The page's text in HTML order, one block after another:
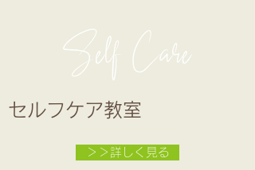
セルフケア教室
＞＞詳しく見る